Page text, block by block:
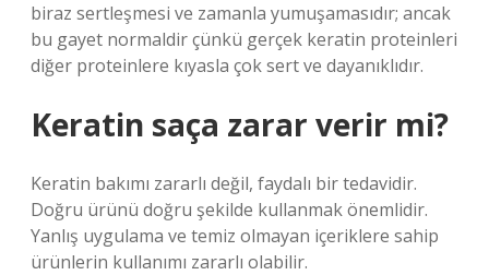
biraz sertleşmesi ve zamanla yumuşamasıdır; ancak
bu gayet normaldir çünkü gerçek keratin proteinleri
diğer proteinlere kıyasla çok sert ve dayanıklıdır.
Keratin saça zarar verir mi?
Keratin bakımı zararlı değil, faydalı bir tedavidir.
Doğru ürünü doğru şekilde kullanmak önemlidir.
Yanlış uygulama ve temiz olmayan içeriklere sahip
ürünlerin kullanımı zararlı olabilir.